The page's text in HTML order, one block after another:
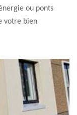
ou ponts
votre bien